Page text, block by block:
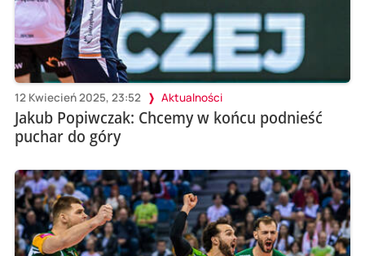
12 Kwiecień 2025, 23:52 Aktualności
Jakub Popiwczak: Chcemy w końcu podnieść
puchar do góry